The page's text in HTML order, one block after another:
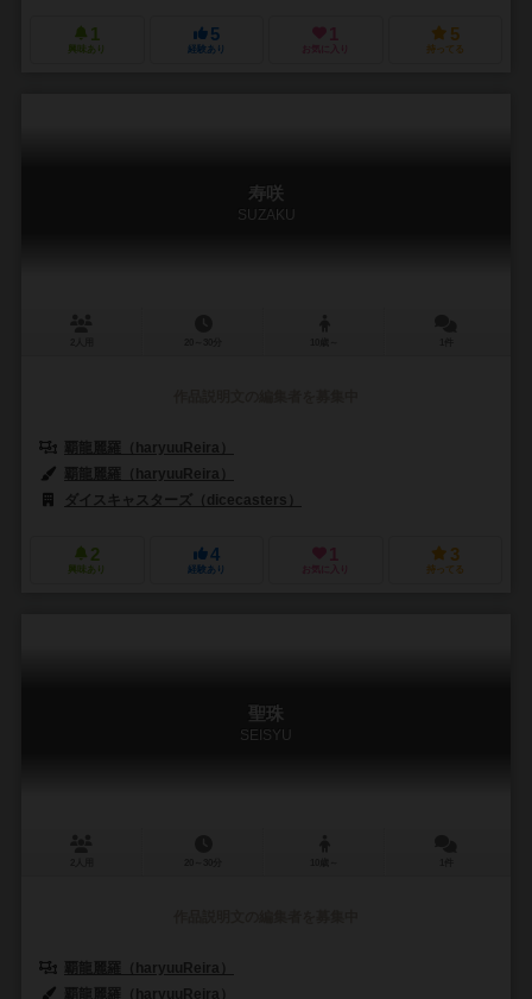
1
興味あり
5
経験あり
1
お気に入り
5
持ってる
寿咲
SUZAKU
覇龍麗羅（haryuuReira）
覇龍麗羅（haryuuReira）
ダイスキャスターズ（dicecasters）
2
興味あり
4
経験あり
1
お気に入り
3
持ってる
聖珠
SEISYU
覇龍麗羅（haryuuReira）
覇龍麗羅（haryuuReira）